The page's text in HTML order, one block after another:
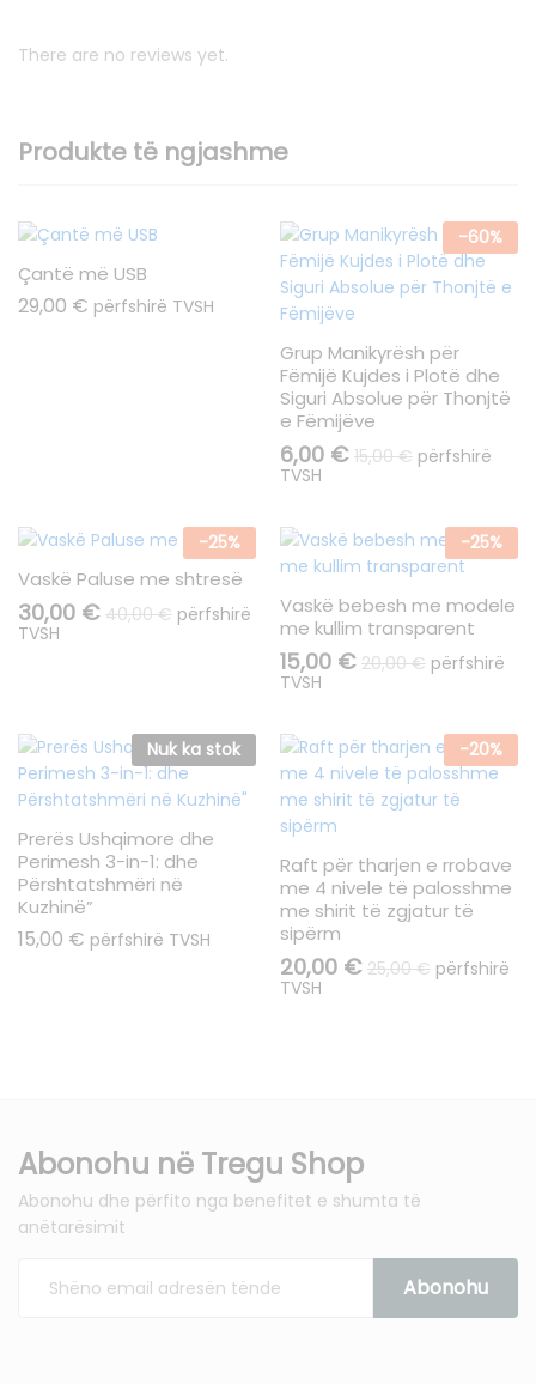
There are no reviews yet.
Produkte të ngjashme
Çantë më USB
29,00 € përfshirë TVSH
-60%
Grup Manikyrësh për
Fëmijë Kujdes i Plotë dhe
Siguri Absolue për Thonjtë
e Fëmijëve
6,00 € 15,00€ përfshirë
TVSH
-25%
Vaskë Paluse me shtresë
30,00 € 40,00€ përfshirë
TVSH
-25%
Vaskë bebesh me modele
me kullim transparent
15,00 € 20,00€ përfshirë
TVSH
Nuk ka stok
Prerës Ushqimore dhe
Perimesh 3-in-1: dhe
Përshtatshmëri në
Kuzhinë”
15,00 € përfshirë TVSH
-20%
Raft për tharjen e rrobave
me 4 nivele të palosshme
me shirit të zgjatur të
sipërm
20,00 € 25,00€ përfshirë
TVSH
Abonohu në Tregu Shop
Abonohu dhe përfito nga benefitet e shumta të
anëtarësimit